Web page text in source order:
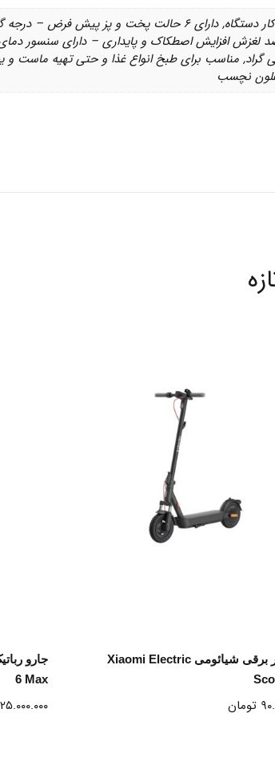
کارآمدتر – کنترل حرارت محدوده دمایی وسیع ۴۰ تا ۲۰۰ درجه سانتی گراد, مناسب برای طبخ
انتخاب گزینه ها
اسکوتر برقی شیائومی Xiaomi Electric
تومان
6 Max